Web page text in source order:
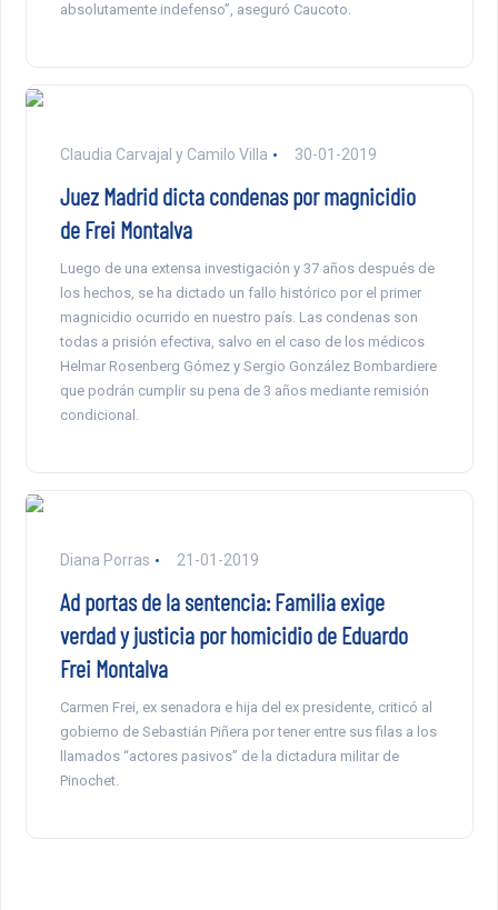
absolutamente indefenso”, aseguró Caucoto.
Claudia Carvajal y Camilo Villa 30-01-2019
Juez Madrid dicta condenas por magnicidio
de Frei Montalva
Luego de una extensa investigación y 37 años después de
los hechos, se ha dictado un fallo histórico por el primer
magnicidio ocurrido en nuestro país. Las condenas son
todas a prisión efectiva, salvo en el caso de los médicos
Helmar Rosenberg Gómez y Sergio González Bombardiere
que podrán cumplir su pena de 3 años mediante remisión
condicional.
Diana Porras 21-01-2019
Ad portas de la sentencia: Familia exige
verdad y justicia por homicidio de Eduardo
Frei Montalva
Carmen Frei, ex senadora e hija del ex presidente, criticó al
gobierno de Sebastián Piñera por tener entre sus filas a los
llamados “actores pasivos” de la dictadura militar de
Pinochet.